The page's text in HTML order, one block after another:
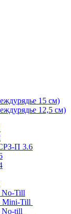
15 см)
12,5 см)
СРЗ-П 3.6
No-Till
Mini-Till
No-till